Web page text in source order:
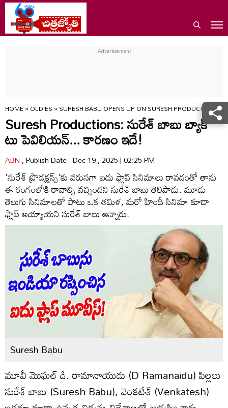
HOME»OLDIES»SURESH BABU OPENS UP ON SURESH PRODUCTIONS’
Suresh Productions: సురేశ్‌ బాబు బ్యాక్
టు పెవిలియన్... కారణం ఇదే!
ABN, Publish Date - Dec 19 , 2025 | 02:25 PM
'సురేశ్‌ ప్రొడక్షన్స్'కు వరుసగా ఐదు ఫ్లాప్ సినిమాలు రావడంతో తాను
ఈ రంగంలోకి రావాల్సి వచ్చిందని సురేశ్‌ బాబు తెలిపాడు. మూడు
తెలుగు సినిమాలతో పాటు ఒక తమిళ, మరో హిందీ సినిమా కూడా
ఫ్లాప్ అయ్యాయని సురేశ్ బాబు అన్నారు.
Suresh Babu
మూవీ మొఘల్ డి. రామానాయుడు (D Ramanaidu) పిల్లలు
సురేశ్ బాబు (Suresh Babu), వెంకటేశ్‌ (Venkatesh)